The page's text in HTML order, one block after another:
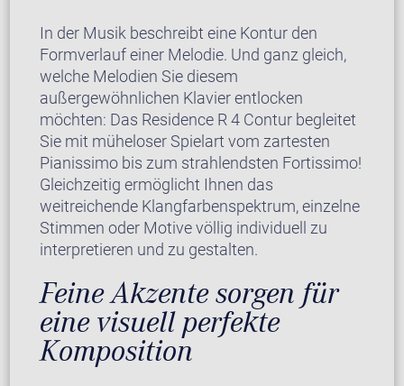
In der Musik beschreibt eine Kontur den
Formverlauf einer Melodie. Und ganz gleich,
welche Melodien Sie diesem
außergewöhnlichen Klavier entlocken
möchten: Das Residence R 4 Contur begleitet
Sie mit müheloser Spielart vom zartesten
Pianissimo bis zum strahlendsten Fortissimo!
Gleichzeitig ermöglicht Ihnen das
weitreichende Klangfarbenspektrum, einzelne
Stimmen oder Motive völlig individuell zu
interpretieren und zu gestalten.
Feine Akzente sorgen für
eine visuell perfekte
Komposition